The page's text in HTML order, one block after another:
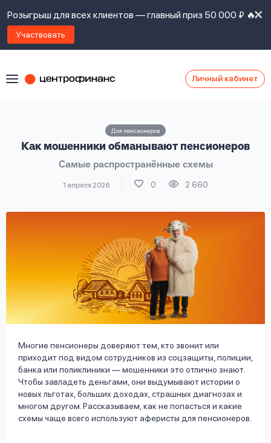
Розыгрыш для всех клиентов — главный приз 50 000 ₽ 🔥
Участвовать
Личный кабинет
Для пенсионеров
Как мошенники обманывают пенсионеров
Самые распространённые схемы
1 апреля 2026 0 2 660
Многие пенсионеры доверяют тем, кто звонит или
приходит под видом сотрудников из соцзащиты, полиции,
банка или поликлиники — мошенники это отлично знают.
Чтобы завладеть деньгами, они выдумывают истории о
новых льготах, больших доходах, страшных диагнозах и
многом другом. Рассказываем, как не попасться и какие
схемы чаще всего используют аферисты для пенсионеров.
Оформить заявку
Наши
вопрос
Ответы
на
вопросы
с
правилами
предоставления
займов ,